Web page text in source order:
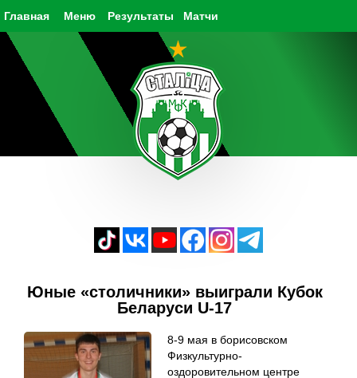
Главная Результаты Матчи
Меню
Юные «столичники» выиграли Кубок
Беларуси U-17
8-9 мая в борисовском
Физкультурно-
оздоровительном центре